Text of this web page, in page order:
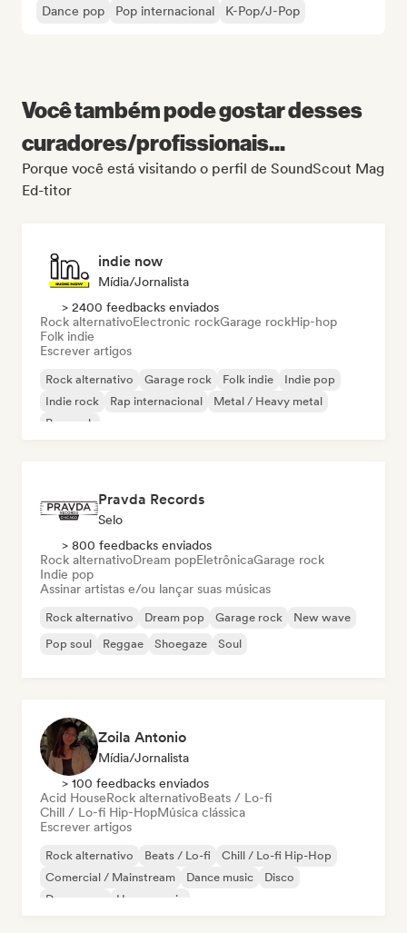
Dance pop Pop internacional K-Pop/J-Pop
Você também pode gostar desses
curadores/profissionais...
Porque você está visitando o perfil de SoundScout Mag
Ed-titor
indie now
Mídia/Jornalista
> 2400 feedbacks enviados
Rock alternativoElectronic rockGarage rockHip-hop
Folk indie
Escrever artigos
Rock alternativo Garage rock Folk indie
Indie pop
Indie rock
Rap internacional
Metal / Heavy metal
Pop rock
Pravda Records
Selo
> 800 feedbacks enviados
Rock alternativoDream popEletrônicaGarage rock
Indie pop
Assinar artistas e/ou lançar suas músicas
Rock alternativo Dream pop Garage rock
New wave
Pop soul
Reggae Shoegaze Soul
Zoila Antonio
Mídia/Jornalista
> 100 feedbacks enviados
Acid HouseRock alternativoBeats / Lo-fi
Chill / Lo-fi Hip-HopMúsica clássica
Escrever artigos
Rock alternativo Beats / Lo-fi
Chill / Lo-fi Hip-Hop
Comercial / Mainstream
Dance music
Disco
Dream pop
House music